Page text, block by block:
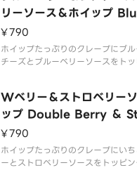
リーソース＆ホイップ
Rare Cheese ＆
＆ Whipped Cream
¥790
ホイップたっぷりのクレープにブ
チーズとブルーベリーソースをト
rare chee
Wベリー＆ストロベリー
ップ Double Berry ＆
Sauce ＆ Whipped
¥790
ホイップたっぷりのクレープにい
ーとストロベリーソースをトッピ